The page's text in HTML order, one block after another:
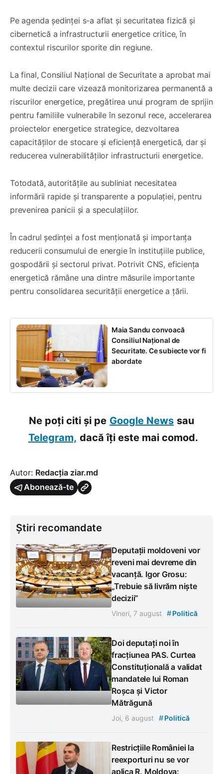
Pe agenda ședinței s-a aflat și securitatea fizică și
cibernetică a infrastructurii energetice critice, în
contextul riscurilor sporite din regiune.
La final, Consiliul Național de Securitate a aprobat mai
multe decizii care vizează monitorizarea permanentă a
riscurilor energetice, pregătirea unui program de sprijin
pentru familiile vulnerabile în sezonul rece, accelerarea
proiectelor energetice strategice, dezvoltarea
capacităților de stocare și eficiență energetică, dar și
reducerea vulnerabilităților infrastructurii energetice.
Totodată, autoritățile au subliniat necesitatea
informării rapide și transparente a populației, pentru
prevenirea panicii și a speculațiilor.
În cadrul ședinței a fost menționată și importanța
reducerii consumului de energie în instituțiile publice,
gospodării și sectorul privat. Potrivit CNS, eficiența
energetică rămâne una dintre măsurile importante
pentru consolidarea securității energetice a țării.
Maia Sandu convoacă
Consiliul Național de
Securitate. Ce subiecte vor fi
abordate
Ne poți citi și pe Google News sau
Telegram, dacă îți este mai comod.
Autor: Redacția ziar.md
Abonează-te
Știri recomandate
Deputații moldoveni vor
reveni mai devreme din
vacanță. Igor Grosu:
„Trebuie să livrăm niște
decizii”
Vineri, 7 august #Politică
Doi deputați noi în
fracțiunea PAS. Curtea
Constituțională a validat
mandatele lui Roman
Roșca și Victor
Mătrăgună
Joi, 6 august #Politică
Restricțiile României la
reexporturi nu se vor
aplica R. Moldova: